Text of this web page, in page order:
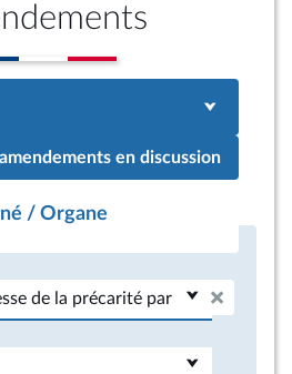
en discussion
/ Organe